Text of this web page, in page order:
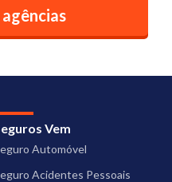
Vem
Automóvel
Acidentes Pessoais